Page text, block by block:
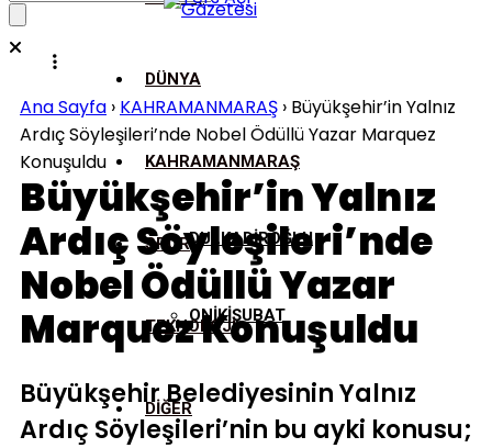
DÜNYA
KAHRAMANMARAŞ
DULKADİROĞLU
ONİKİŞUBAT
SPOR
TEKNOLOJİ
DİĞER
Ana Sayfa › KAHRAMANMARAŞ › Büyükşehir’in Yalnız
Ardıç Söyleşileri’nde Nobel Ödüllü Yazar Marquez
Konuşuldu
Büyükşehir’in Yalnız
Ardıç Söyleşileri’nde
Nobel Ödüllü Yazar
Marquez Konuşuldu
Büyükşehir Belediyesinin Yalnız
Ardıç Söyleşileri’nin bu ayki konusu;